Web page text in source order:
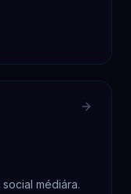
médiára.